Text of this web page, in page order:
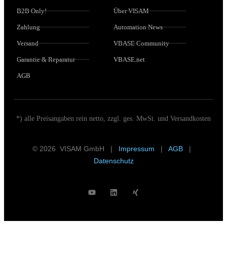
B2B Only!
Zahlung
Versand
Garantie & Reparatur
AGB
Über VISAM
Automation News
VBASE Community
VBASE.net
*) alle Preisangaben rein netto, zzgl. ges. MwSt. und Versandkosten
© 2026 VISAM GmbH | Impressum | AGB|
Datenschutz